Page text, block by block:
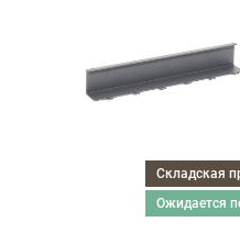
Складская
ожидается